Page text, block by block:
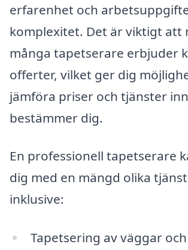
erfarenhet och
komplexitet. Det är viktigt att
många tapetserare erbjuder
offerter, vilket ger dig
jämföra priser och tjänster
bestämmer dig.
En professionell tapetserare
dig med en mängd olika
inklusive:
Tapetsering av väggar